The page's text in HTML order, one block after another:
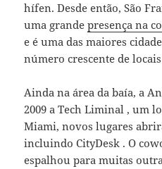
hífen. Desde então, São
uma grandepresença na
e é uma das maiores
número crescente de
Ainda na área da baía, a
2009 a Tech Liminal , um
Miami, novos lugares
incluindo CityDesk . O
espalhou para muitas